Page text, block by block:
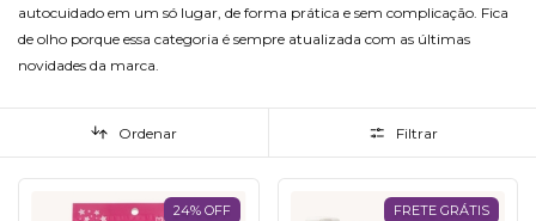
autocuidado em um só lugar, de forma prática e sem complicação. Fica
de olho porque essa categoria é sempre atualizada com as últimas
novidades da marca.
Ordenar Filtrar
24% OFF
FRETE GRÁTIS